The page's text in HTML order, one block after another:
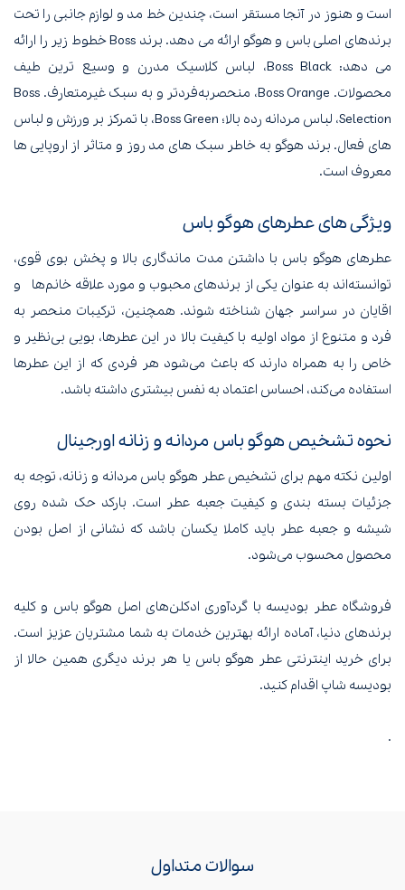
است و هنوز در آنجا مستقر است، چندین خط مد و لوازم جانبی را تحت
برندهای اصلی باس و هوگو ارائه می دهد. برند Boss خطوط زیر را ارائه
می دهد: Boss Black، لباس کلاسیک مدرن و وسیع ترین طیف
محصولات. Boss Orange، منحصربه‌فردتر و به سبک غیرمتعارف. Boss
Selection، لباس مردانه رده بالا؛ Boss Green، با تمرکز بر ورزش و لباس
های فعال. برند هوگو به خاطر سبک های مد روز و متاثر از اروپایی ها
معروف است.
ویژگی های عطرهای هوگو باس
عطرهای هوگو باس با داشتن مدت ماندگاری بالا و پخش بوی قوی،
توانسته‌اند به عنوان یکی از برندهای محبوب و مورد علاقه خانم‌ها و
اقایان در سراسر جهان شناخته شوند. همچنین، ترکیبات منحصر به
فرد و متنوع از مواد اولیه با کیفیت بالا در این عطرها، بویی بی‌نظیر و
خاص را به همراه دارند که باعث می‌شود هر فردی که از این عطرها
استفاده می‌کند، احساس اعتماد به نفس بیشتری داشته باشد.
نحوه تشخیص هوگو باس مردانه و زنانه اورجینال
اولین نکته مهم برای تشخیص عطر هوگو باس مردانه و زنانه، توجه به
جزئیات بسته بندی و کیفیت جعبه عطر است. بارکد حک شده روی
شیشه و جعبه عطر باید کاملا یکسان باشد که نشانی از اصل بودن
محصول محسوب می‌شود.
فروشگاه عطر بودیسه با گردآوری ادکلن‌های اصل هوگو باس و کلیه
برندهای دنیا، آماده ارائه بهترین خدمات به شما مشتریان عزیز است.
برای خرید اینترنتی عطر هوگو باس یا هر برند دیگری همین حالا از
بودیسه شاپ اقدام کنید.
.
سوالات متداول